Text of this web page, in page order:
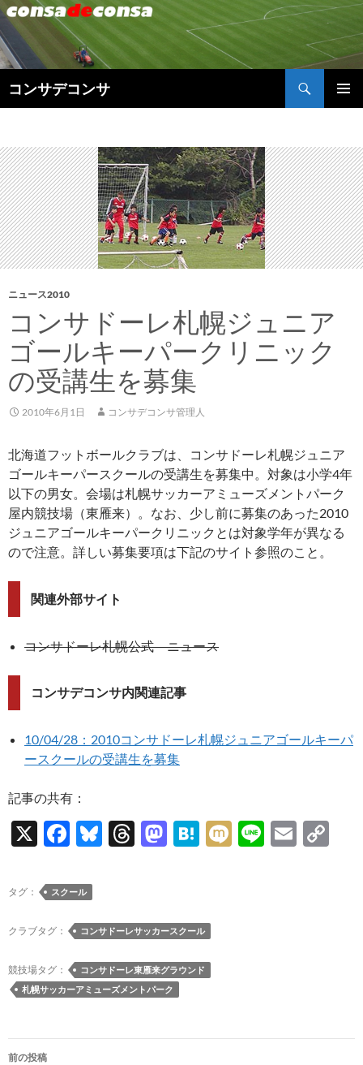
コンサデコンサ
索
ン
ツ
へ
ス
キ
ッ
プ
ニュース2010
コンサドーレ札幌ジュニア
ゴールキーパークリニック
の受講生を募集
2010年6月1日 コンサデコンサ管理人
北海道フットボールクラブは、コンサドーレ札幌ジュニア
ゴールキーパースクールの受講生を募集中。対象は小学4年
以下の男女。会場は札幌サッカーアミューズメントパーク
屋内競技場（東雁来）。なお、少し前に募集のあった2010
ジュニアゴールキーパークリニックとは対象学年が異なる
ので注意。詳しい募集要項は下記のサイト参照のこと。
関連外部サイト
コンサドーレ札幌公式 ニュース
コンサデコンサ内関連記事
10/04/28：2010コンサドーレ札幌ジュニアゴールキーパ
ースクールの受講生を募集
記事の共有：
X
F
e
b
o
o
k
Bl
y
T
ds
M
o
n
H
a
M Li
E
タグ： スクール
クラブタグ： コンサドーレサッカースクール
競技場タグ：
コンサドーレ東雁来グラウンド
札幌サッカーアミューズメントパーク
投
前の投稿